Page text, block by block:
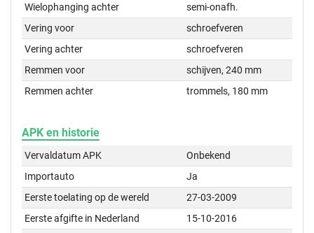
Wielophanging achter
semi-onafh.
Vering voor
schroefveren
Vering achter
schroefveren
Remmen voor
schijven, 240 mm
Remmen achter
trommels, 180 mm
APK en historie
Vervaldatum APK
Onbekend
Importauto
Ja
Eerste toelating op de wereld
27-03-2009
Eerste afgifte in Nederland
15-10-2016